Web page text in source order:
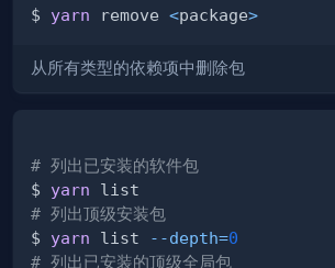
$ yarn remove <package>
从所有类型的依赖项中删除包
# 列出已安装的软件包
$ yarn
# 列出顶级安装包
$ yarn list --depth=0
# 列出已安装的顶级全局包